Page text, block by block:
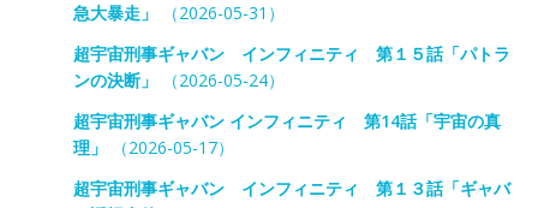
急大暴走」
（2026-05-31）
超宇宙刑事ギャバン インフィニティ 第１５話「パトラ
ンの決断」
（2026-05-24）
超宇宙刑事ギャバン インフィニティ 第14話「宇宙の真
理」
（2026-05-17）
超宇宙刑事ギャバン インフィニティ 第１３話「ギャバ